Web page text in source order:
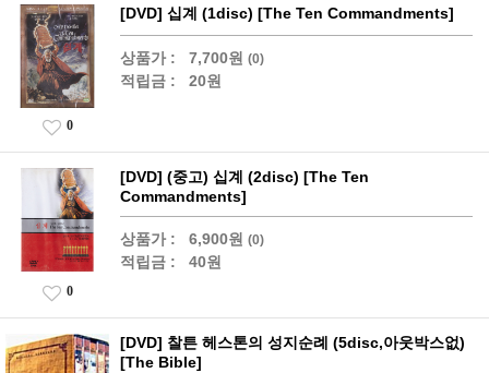
[DVD] 십계 (1disc) [The Ten Commandments]
상품가 : 7,700원 (0)
적립금 : 20원
0
[DVD] (중고) 십계 (2disc) [The Ten
Commandments]
상품가 : 6,900원 (0)
적립금 : 40원
0
[DVD] 찰튼 헤스톤의 성지순례 (5disc,아웃박스없)
[The Bible]